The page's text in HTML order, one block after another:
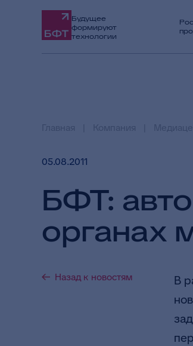
Будущее
формируют
технологии
05.08.2011
БФТ:
органах
Назад к новостям
В